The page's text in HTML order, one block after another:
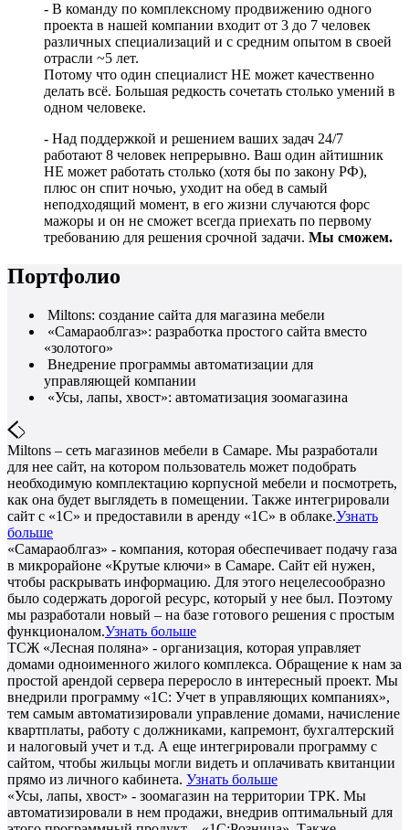
- В команду по комплексному продвижению одного
проекта в нашей компании входит от 3 до 7 человек
различных специализаций и с средним опытом в своей
отрасли ~5 лет.
Потому что один специалист НЕ может качественно
делать всё. Большая редкость сочетать столько умений в
одном человеке.
- Над поддержкой и решением ваших задач 24/7
работают 8 человек непрерывно. Ваш один айтишник
НЕ может работать столько (хотя бы по закону РФ),
плюс он спит ночью, уходит на обед в самый
неподходящий момент, в его жизни случаются форс
мажоры и он не сможет всегда приехать по первому
требованию для решения срочной задачи. Мы сможем.
Портфолио
Miltons: создание сайта для магазина мебели
«Самараоблгаз»: разработка простого сайта вместо
«золотого»
Внедрение программы автоматизации для
управляющей компании
«Усы, лапы, хвост»: автоматизация зоомагазина
Miltons – сеть магазинов мебели в Самаре. Мы разработали
для нее сайт, на котором пользователь может подобрать
необходимую комплектацию корпусной мебели и посмотреть,
как она будет выглядеть в помещении. Также интегрировали
сайт с «1С» и предоставили в аренду «1С» в облаке.Узнать
больше
«Самараоблгаз» - компания, которая обеспечивает подачу газа
в микрорайоне «Крутые ключи» в Самаре. Сайт ей нужен,
чтобы раскрывать информацию. Для этого нецелесообразно
было содержать дорогой ресурс, который у нее был. Поэтому
мы разработали новый – на базе готового решения с простым
функционалом.Узнать больше
ТСЖ «Лесная поляна» - организация, которая управляет
домами одноименного жилого комплекса. Обращение к нам за
простой арендой сервера переросло в интересный проект. Мы
внедрили программу «1С: Учет в управляющих компаниях»,
тем самым автоматизировали управление домами, начисление
квартплаты, работу с должниками, капремонт, бухгалтерский
и налоговый учет и т.д. А еще интегрировали программу с
сайтом, чтобы жильцы могли видеть и оплачивать квитанции
прямо из личного кабинета. Узнать больше
«Усы, лапы, хвост» - зоомагазин на территории ТРК. Мы
автоматизировали в нем продажи, внедрив оптимальный для